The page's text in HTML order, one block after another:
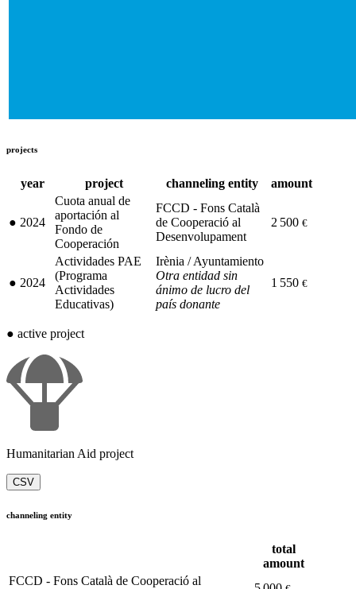
projects
year project channeling entity amount
● 2024
Cuota anual de
aportación al
Fondo de
Cooperación
FCCD - Fons Català
de Cooperació al
Desenvolupament
2 500 €
● 2024
Actividades PAE
(Programa
Actividades
Educativas)
Irènia / Ayuntamiento
Otra entidad sin
ánimo de lucro del
país donante
1 550 €
● active project
Humanitarian Aid project
CSV
channeling entity
total
amount
FCCD - Fons Català de Cooperació al